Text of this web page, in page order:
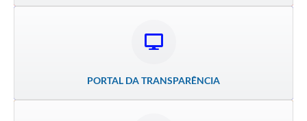
PORTAL DA TRANSPARÊNCIA